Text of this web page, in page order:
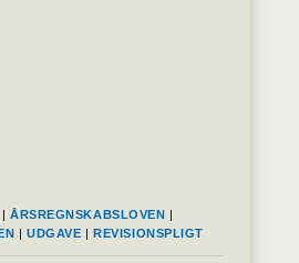
| ÅRSREGNSKABSLOVEN |
|UDGAVE |REVISIONSPLIGT